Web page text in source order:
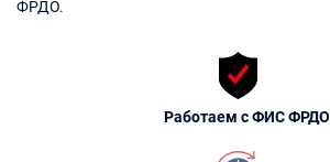
ФРДО.
Работаем с ФИС ФРДО